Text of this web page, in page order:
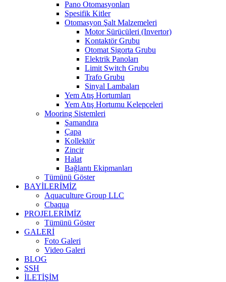
Pano Otomasyonları
Spesifik Kitler
Otomasyon Şalt Malzemeleri
Motor Sürücüleri (Invertor)
Kontaktör Grubu
Otomat Sigorta Grubu
Elektrik Panoları
Limit Switch Grubu
Trafo Grubu
Sinyal Lambaları
Yem Atış Hortumları
Yem Atış Hortumu Kelepçeleri
Mooring Sistemleri
Şamandıra
Çapa
Kollektör
Zincir
Halat
Bağlantı Ekipmanları
Tümünü Göster
BAYİLERİMİZ
Aquaculture Group LLC
Cbaqua
PROJELERİMİZ
Tümünü Göster
GALERİ
Foto Galeri
Video Galeri
BLOG
SSH
İLETİŞİM